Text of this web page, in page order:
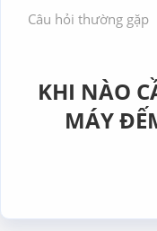
Câu hỏi thường gặp
KHI NÀO
MÁY